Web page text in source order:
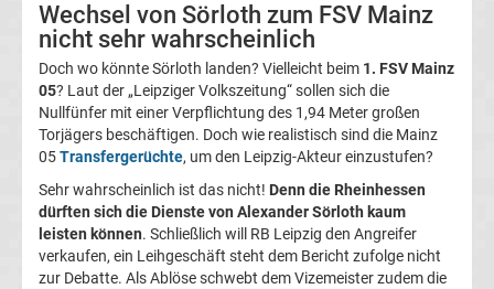
Magdeburg
Transfergerüchte
1.
FC
Nürnberg
Wechsel von Sörloth zum FSV Mainz
nicht sehr wahrscheinlich
Doch wo könnte Sörloth landen? Vielleicht beim 1. FSV Mainz
05? Laut der „Leipziger Volkszeitung“ sollen sich die
Nullfünfer mit einer Verpflichtung des 1,94 Meter großen
Torjägers beschäftigen. Doch wie realistisch sind die Mainz
05Transfergerüchte, um den Leipzig-Akteur einzustufen?
Sehr wahrscheinlich ist das nicht! Denn die Rheinhessen
dürften sich die Dienste von Alexander Sörloth kaum
leisten können. Schließlich will RB Leipzig den Angreifer
verkaufen, ein Leihgeschäft steht dem Bericht zufolge nicht
zur Debatte. Als Ablöse schwebt dem Vizemeister zudem die